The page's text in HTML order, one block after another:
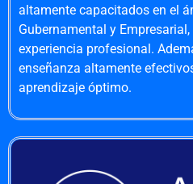
altamente capacitados en el
Gubernamental y
experiencia profesional.
enseñanza altamente
aprendizaje óptimo.